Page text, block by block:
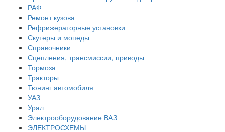
РАФ
Ремонт кузова
Рефрижераторные установки
Скутеры и мопеды
Справочники
Сцепления, трансмиссии, приводы
Тормоза
Тракторы
Тюнинг автомобиля
УАЗ
Урал
Электрооборудование ВАЗ
ЭЛЕКТРОСХЕМЫ